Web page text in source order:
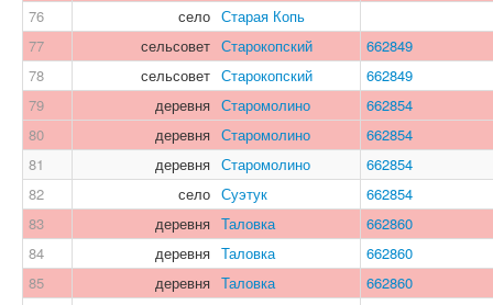
76
село Старая Копь
77
сельсовет Старокопский
662849
78
сельсовет Старокопский
662849
79
деревня Старомолино
662854
80
деревня Старомолино
662854
81
деревня Старомолино
662854
82
село Суэтук
662854
83
деревня Таловка
662860
84
деревня Таловка
662860
85
деревня Таловка
662860